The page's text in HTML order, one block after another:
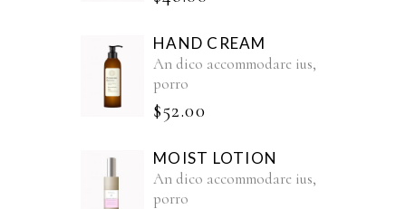
HAND CREAM
An dico accommodare ius,
porro
$52.00
MOIST LOTION
An dico accommodare ius,
porro